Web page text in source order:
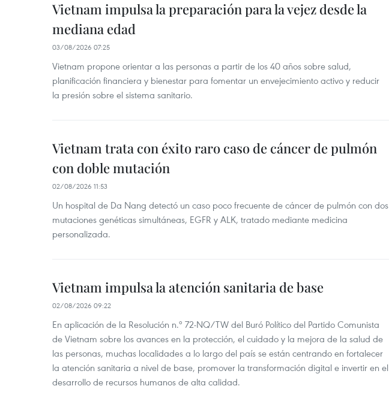
Vietnam impulsa la preparación para la vejez desde la
mediana edad
03/08/2026 07:25
Vietnam propone orientar a las personas a partir de los 40 años sobre salud,
planificación financiera y bienestar para fomentar un envejecimiento activo y reducir
la presión sobre el sistema sanitario.
Vietnam trata con éxito raro caso de cáncer de pulmón
con doble mutación
02/08/2026 11:53
Un hospital de Da Nang detectó un caso poco frecuente de cáncer de pulmón con dos
mutaciones genéticas simultáneas, EGFR y ALK, tratado mediante medicina
personalizada.
Vietnam impulsa la atención sanitaria de base
02/08/2026 09:22
En aplicación de la Resolución n.º 72-NQ/TW del Buró Político del Partido Comunista
de Vietnam sobre los avances en la protección, el cuidado y la mejora de la salud de
las personas, muchas localidades a lo largo del país se están centrando en fortalecer
la atención sanitaria a nivel de base, promover la transformación digital e invertir en el
desarrollo de recursos humanos de alta calidad.